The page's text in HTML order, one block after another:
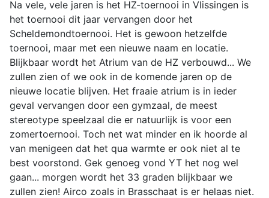
Na vele, vele jaren is het HZ-toernooi in Vlissingen is
het toernooi dit jaar vervangen door het
Scheldemondtoernooi. Het is gewoon hetzelfde
toernooi, maar met een nieuwe naam en locatie.
Blijkbaar wordt het Atrium van de HZ verbouwd... We
zullen zien of we ook in de komende jaren op de
nieuwe locatie blijven. Het fraaie atrium is in ieder
geval vervangen door een gymzaal, de meest
stereotype speelzaal die er natuurlijk is voor een
zomertoernooi. Toch net wat minder en ik hoorde al
van menigeen dat het qua warmte er ook niet al te
best voorstond. Gek genoeg vond YT het nog wel
gaan... morgen wordt het 33 graden blijkbaar we
zullen zien! Airco zoals in Brasschaat is er helaas niet.